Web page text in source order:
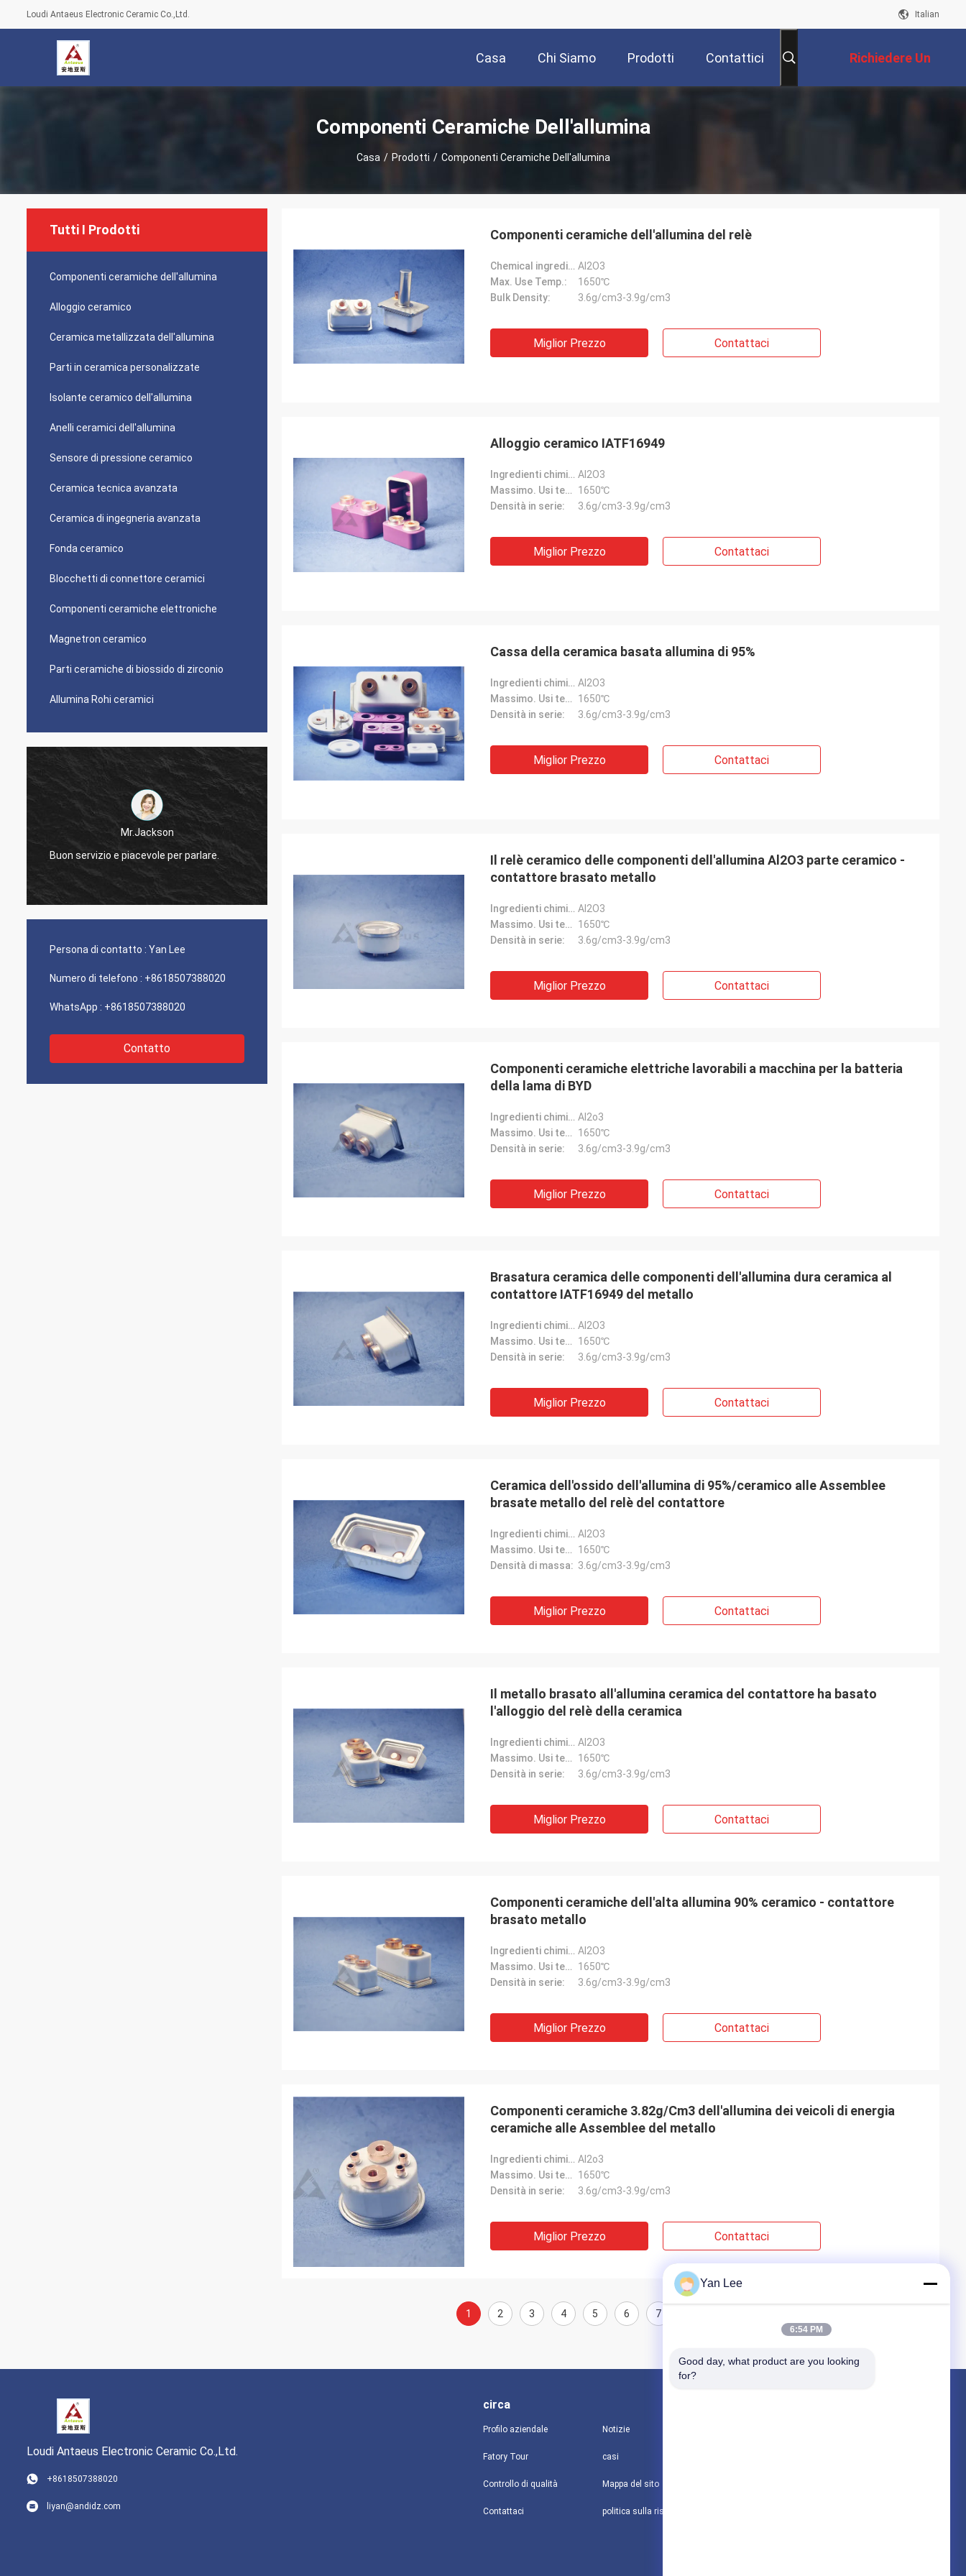
Loudi Antaeus Electronic Ceramic Co.,Ltd. Italian
Casa Chi Siamo Prodotti Contattici Richiedere Un
Preventivo
Componenti Ceramiche Dell'allumina
Casa / Prodotti / Componenti Ceramiche Dell'allumina
Tutti I Prodotti
Componenti ceramiche dell'allumina
Alloggio ceramico
Ceramica metallizzata dell'allumina
Parti in ceramica personalizzate
Isolante ceramico dell'allumina
Anelli ceramici dell'allumina
Sensore di pressione ceramico
Ceramica tecnica avanzata
Ceramica di ingegneria avanzata
Fonda ceramico
Blocchetti di connettore ceramici
Componenti ceramiche elettroniche
Magnetron ceramico
Parti ceramiche di biossido di zirconio
Allumina Rohi ceramici
Mr.Jackson
Buon servizio e piacevole per parlare.
Persona di contatto : Yan Lee
Numero di telefono : +8618507388020
WhatsApp : +8618507388020
Contatto
Componenti ceramiche dell'allumina del relè
Chemical ingredients: Al2O3
Max. Use Temp.:
1650℃
Bulk Density:
3.6g/cm3-3.9g/cm3
Miglior Prezzo Contattaci
Alloggio ceramico IATF16949
Ingredienti chimici: Al2O3
Massimo. Usi temporaneo.:
1650℃
Densità in serie:
3.6g/cm3-3.9g/cm3
Miglior Prezzo Contattaci
Cassa della ceramica basata allumina di 95%
Ingredienti chimici: Al2O3
Massimo. Usi temporaneo.:
1650℃
Densità in serie:
3.6g/cm3-3.9g/cm3
Miglior Prezzo Contattaci
Il relè ceramico delle componenti dell'allumina Al2O3 parte ceramico -
contattore brasato metallo
Ingredienti chimici: Al2O3
Massimo. Usi temporaneo.:
1650℃
Densità in serie:
3.6g/cm3-3.9g/cm3
Miglior Prezzo Contattaci
Componenti ceramiche elettriche lavorabili a macchina per la batteria
della lama di BYD
Ingredienti chimici: Al2o3
Massimo. Usi temporaneo.:
1650℃
Densità in serie:
3.6g/cm3-3.9g/cm3
Miglior Prezzo Contattaci
Brasatura ceramica delle componenti dell'allumina dura ceramica al
contattore IATF16949 del metallo
Ingredienti chimici: Al2O3
Massimo. Usi temporaneo.:
1650℃
Densità in serie:
3.6g/cm3-3.9g/cm3
Miglior Prezzo Contattaci
Ceramica dell'ossido dell'allumina di 95%/ceramico alle Assemblee
brasate metallo del relè del contattore
Ingredienti chimici: Al2O3
Massimo. Usi temporaneo.:
1650℃
Densità di massa: 3.6g/cm3-3.9g/cm3
Miglior Prezzo Contattaci
Il metallo brasato all'allumina ceramica del contattore ha basato
l'alloggio del relè della ceramica
Ingredienti chimici: Al2O3
Massimo. Usi temporaneo.:
1650℃
Densità in serie:
3.6g/cm3-3.9g/cm3
Miglior Prezzo Contattaci
Componenti ceramiche dell'alta allumina 90% ceramico - contattore
brasato metallo
Ingredienti chimici: Al2O3
Massimo. Usi temporaneo.:
1650℃
Densità in serie:
3.6g/cm3-3.9g/cm3
Miglior Prezzo Contattaci
Componenti ceramiche 3.82g/Cm3 dell'allumina dei veicoli di energia
ceramiche alle Assemblee del metallo
Ingredienti chimici: Al2o3
Massimo. Usi temporaneo.:
1650℃
Densità in serie:
3.6g/cm3-3.9g/cm3
Miglior Prezzo Contattaci
1 2 3 4 5 6 7
Loudi Antaeus Electronic Ceramic Co.,Ltd.
+8618507388020
liyan@andidz.com
circa
Profilo aziendale
Fatory Tour
Controllo di qualità
Contattaci
Notizie
casi
Mappa del sito
Yan Lee
6:54 PM
Good day, what product are you looking
for?